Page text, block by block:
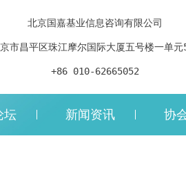
北京国嘉基业信息咨询有限公司
市昌平区珠江摩尔国际大厦五号楼一单元
+86 010-62665052
坛 新闻资讯 协